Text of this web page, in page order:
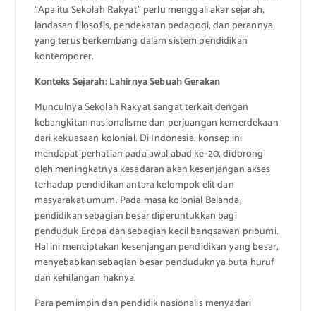
“Apa itu Sekolah Rakyat” perlu menggali akar sejarah,
landasan filosofis, pendekatan pedagogi, dan perannya
yang terus berkembang dalam sistem pendidikan
kontemporer.
Konteks Sejarah: Lahirnya Sebuah Gerakan
Munculnya Sekolah Rakyat sangat terkait dengan
kebangkitan nasionalisme dan perjuangan kemerdekaan
dari kekuasaan kolonial. Di Indonesia, konsep ini
mendapat perhatian pada awal abad ke-20, didorong
oleh meningkatnya kesadaran akan kesenjangan akses
terhadap pendidikan antara kelompok elit dan
masyarakat umum. Pada masa kolonial Belanda,
pendidikan sebagian besar diperuntukkan bagi
penduduk Eropa dan sebagian kecil bangsawan pribumi.
Hal ini menciptakan kesenjangan pendidikan yang besar,
menyebabkan sebagian besar penduduknya buta huruf
dan kehilangan haknya.
Para pemimpin dan pendidik nasionalis menyadari